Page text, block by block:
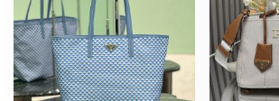
ラ
ダ
シ
ョ